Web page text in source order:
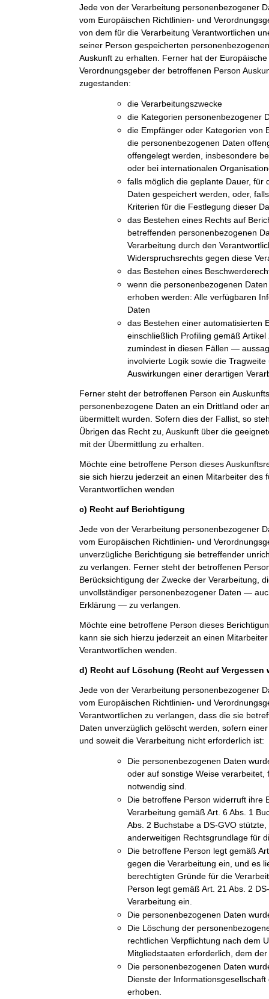
Jede von der Verarbeitung personenbezogener
vom Europäischen Richtlinien- und
von dem für die Verarbeitung Verantwortlichen
seiner Person gespeicherten
Auskunft zu erhalten. Ferner hat der
Verordnungsgeber der betroffenen Person
zugestanden:
die Verarbeitungszwecke
die Kategorien personenbezogener
die Empfänger oder Kategorien von
die personenbezogenen Daten
offengelegt werden, insbesondere
oder bei internationalen
falls möglich die geplante Dauer, für
Daten gespeichert werden, oder,
Kriterien für die Festlegung dieser
das Bestehen eines Rechts auf
betreffenden personenbezogenen
Verarbeitung durch den
Widerspruchsrechts gegen diese
das Bestehen eines
wenn die personenbezogenen
erhoben werden: Alle verfügbaren
Daten
das Bestehen einer automatisierten
einschließlich Profiling gemäß
zumindest in diesen Fällen —
involvierte Logik sowie die
Auswirkungen einer derartigen
Ferner steht der betroffenen Person ein
personenbezogene Daten an ein Drittland oder
übermittelt wurden. Sofern dies der Fallist, so
Übrigen das Recht zu, Auskunft über die
mit der Übermittlung zu erhalten.
Möchte eine betroffene Person dieses
sie sich hierzu jederzeit an einen Mitarbeiter des
Verantwortlichen wenden
c) Recht auf Berichtigung
Jede von der Verarbeitung personenbezogener
vom Europäischen Richtlinien- und
unverzügliche Berichtigung sie betreffender
zu verlangen. Ferner steht der betroffenen
Berücksichtigung der Zwecke der Verarbeitung,
unvollständiger personenbezogener Daten —
Erklärung — zu verlangen.
Möchte eine betroffene Person dieses
kann sie sich hierzu jederzeit an einen
Verantwortlichen wenden.
d) Recht auf Löschung (Recht auf Vergessen
Jede von der Verarbeitung personenbezogener
vom Europäischen Richtlinien- und
Verantwortlichen zu verlangen, dass die sie
Daten unverzüglich gelöscht werden, sofern
und soweit die Verarbeitung nicht erforderlich ist:
Die personenbezogenen Daten
oder auf sonstige Weise verarbeitet,
notwendig sind.
Die betroffene Person widerruft ihre
Verarbeitung gemäß Art. 6 Abs. 1
Abs. 2 Buchstabe a DS-GVO
anderweitigen Rechtsgrundlage für
Die betroffene Person legt gemäß
gegen die Verarbeitung ein, und es
berechtigten Gründe für die
Person legt gemäß Art. 21 Abs. 2
Verarbeitung ein.
Die personenbezogenen Daten
Die Löschung der
rechtlichen Verpflichtung nach dem
Mitgliedstaaten erforderlich, dem
Die personenbezogenen Daten
Dienste der
erhoben.